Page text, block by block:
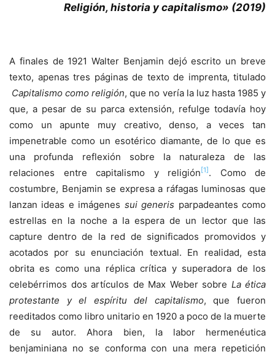
Religión, historia y capitalismo» (2019)
A finales de 1921 Walter Benjamin dejó escrito un breve
texto, apenas tres páginas de texto de imprenta, titulado
Capitalismo como religión, que no vería la luz hasta 1985 y
que, a pesar de su parca extensión, refulge todavía hoy
como un apunte muy creativo, denso, a veces tan
impenetrable como un esotérico diamante, de lo que es
una profunda reflexión sobre la naturaleza de las
relaciones entre capitalismo y religión [1] . Como de
costumbre, Benjamin se expresa a ráfagas luminosas que
lanzan ideas e imágenes sui generis parpadeantes como
estrellas en la noche a la espera de un lector que las
capture dentro de la red de significados promovidos y
acotados por su enunciación textual. En realidad, esta
obrita es como una réplica crítica y superadora de los
celebérrimos dos artículos de Max Weber sobre La ética
protestante y el espíritu del capitalismo, que fueron
reeditados como libro unitario en 1920 a poco de la muerte
de su autor. Ahora bien, la labor hermenéutica
benjaminiana no se conforma con una mera repetición